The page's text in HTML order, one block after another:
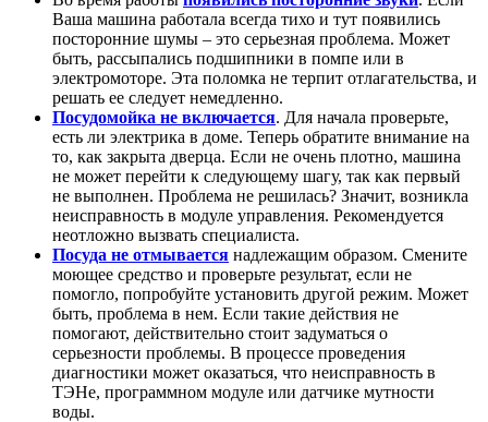
Ваша машина работала всегда тихо и тут появились
посторонние шумы – это серьезная проблема. Может
быть, рассыпались подшипники в помпе или в
электромоторе. Эта поломка не терпит отлагательства, и
решать ее следует немедленно.
Посудомойка не включается. Для начала проверьте,
есть ли электрика в доме. Теперь обратите внимание на
то, как закрыта дверца. Если не очень плотно, машина
не может перейти к следующему шагу, так как первый
не выполнен. Проблема не решилась? Значит, возникла
неисправность в модуле управления. Рекомендуется
неотложно вызвать специалиста.
Посуда не отмывается надлежащим образом. Смените
моющее средство и проверьте результат, если не
помогло, попробуйте установить другой режим. Может
быть, проблема в нем. Если такие действия не
помогают, действительно стоит задуматься о
серьезности проблемы. В процессе проведения
диагностики может оказаться, что неисправность в
ТЭНе, программном модуле или датчике мутности
воды.